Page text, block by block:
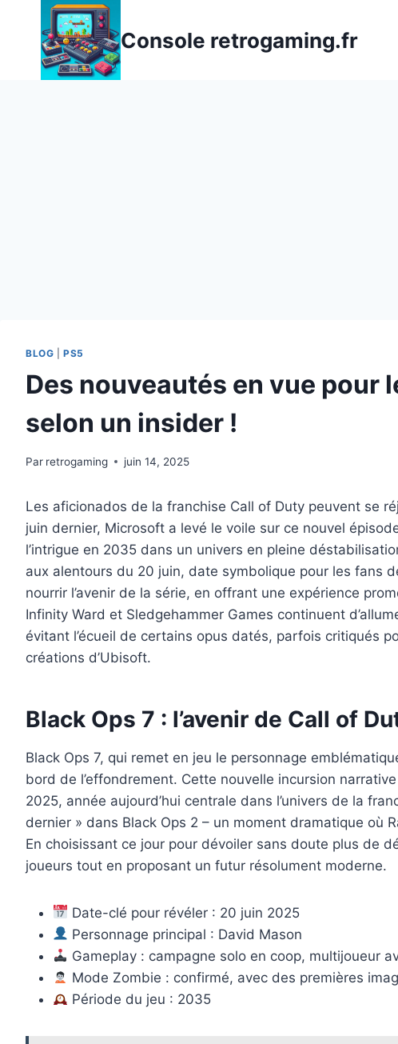
contenu
Console retrogaming.fr
BLOG |PS5
Des nouveautés en vue pour
selon un insider !
Par retrogaming juin 14, 2025
Les aficionados de la franchise Call of Duty peuvent se
juin dernier, Microsoft a levé le voile sur ce nouvel
l’intrigue en 2035 dans un univers en pleine
aux alentours du 20 juin, date symbolique pour les fans
nourrir l’avenir de la série, en offrant une expérience
Infinity Ward et Sledgehammer Games continuent
évitant l’écueil de certains opus datés, parfois critiqués
créations d’Ubisoft.
Black Ops 7 : l’avenir de Call of
Black Ops 7, qui remet en jeu le personnage
bord de l’effondrement. Cette nouvelle incursion
2025, année aujourd’hui centrale dans l’univers de la
dernier » dans Black Ops 2 – un moment dramatique où
En choisissant ce jour pour dévoiler sans doute plus de
joueurs tout en proposant un futur résolument moderne.
Date-clé pour révéler : 20 juin 2025
Personnage principal : David Mason
Gameplay : campagne solo en coop, multijoueur
Mode Zombie : confirmé, avec des premières
Période du jeu : 2035